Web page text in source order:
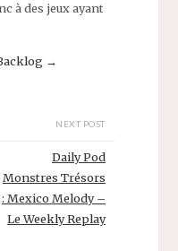
à des jeux ayant
→
NEXT POST
Daily Pod
Monstres Trésors
: Mexico Melody –
Le Weekly Replay